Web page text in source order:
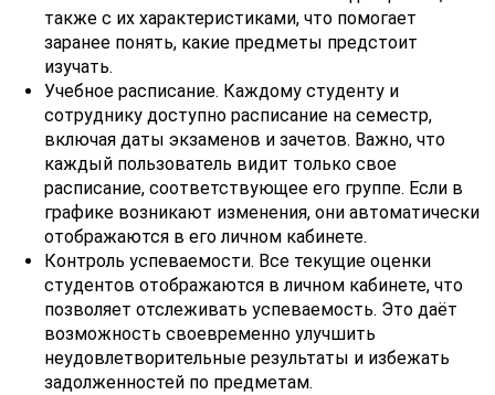
также с их характеристиками, что помогает
заранее понять, какие предметы предстоит
изучать.
Учебное расписание. Каждому студенту и
сотруднику доступно расписание на семестр,
включая даты экзаменов и зачетов. Важно, что
каждый пользователь видит только свое
расписание, соответствующее его группе. Если в
графике возникают изменения, они автоматически
отображаются в его личном кабинете.
Контроль успеваемости. Все текущие оценки
студентов отображаются в личном кабинете, что
позволяет отслеживать успеваемость. Это даёт
возможность своевременно улучшить
неудовлетворительные результаты и избежать
задолженностей по предметам.